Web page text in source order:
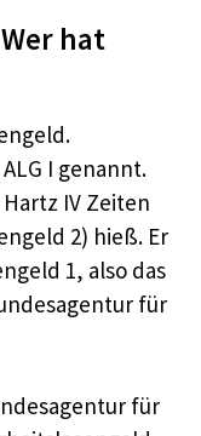
hat
I genannt.
IV Zeiten
2) hieß. Er
1, also das
für
für